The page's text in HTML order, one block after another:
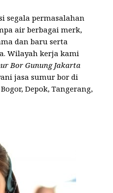
segala permasalahan
air berbagai merk,
dan baru serta
Wilayah kerja kami
Bor Gunung Jakarta
jasa sumur bor di
Depok, Tangerang,